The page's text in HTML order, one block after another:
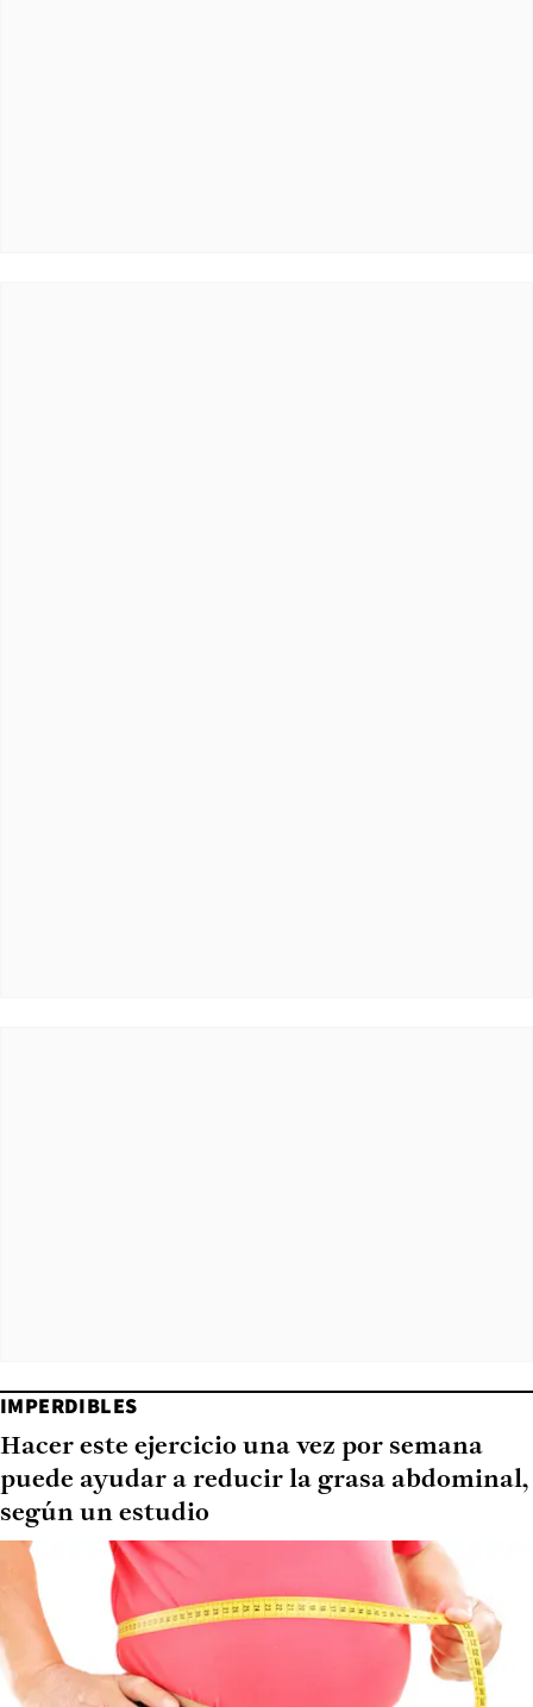
IMPERDIBLES
Hacer este ejercicio una vez por semana
puede ayudar a reducir la grasa abdominal,
según un estudio